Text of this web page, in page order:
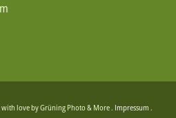
love by Grüning Photo & More . Impressum .